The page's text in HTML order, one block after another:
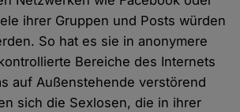
ihrer Gruppen und Posts würden
So hat es sie in anonymere
Bereiche des Internets
auf Außenstehende verstörend
sich die Sexlosen, die in ihrer